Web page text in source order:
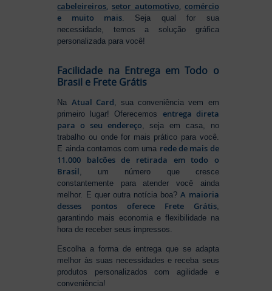
cabeleireiros, setor automotivo, comércio
e muito mais. Seja qual for sua
necessidade, temos a solução gráfica
personalizada para você!
Facilidade na Entrega em Todo o
Brasil e Frete Grátis
Na Atual Card , sua conveniência vem em
primeiro lugar! Oferecemos entrega direta
para o seu endereço , seja em casa, no
trabalho ou onde for mais prático para você.
E ainda contamos com uma rede de mais de
11.000 balcões de retirada em todo o
Brasil , um número que cresce
constantemente para atender você ainda
melhor. E quer outra notícia boa?A maioria
desses pontos oferece Frete Grátis,
garantindo mais economia e flexibilidade na
hora de receber seus impressos.
Escolha a forma de entrega que se adapta
melhor às suas necessidades e receba seus
produtos personalizados com agilidade e
conveniência!